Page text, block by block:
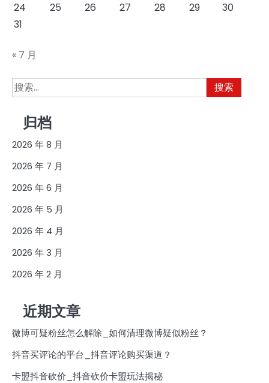
24
25 26 27 28 29
30
31
« 7 月
搜
索：
归档
2026 年 8 月
2026 年 7 月
2026 年 6 月
2026 年 5 月
2026 年 4 月
2026 年 3 月
2026 年 2 月
近期文章
微博可疑粉丝怎么解除_如何清理微博疑似粉丝？
抖音买评论的平台_抖音评论购买渠道？
卡盟抖音砍价_抖音砍价卡盟玩法揭秘